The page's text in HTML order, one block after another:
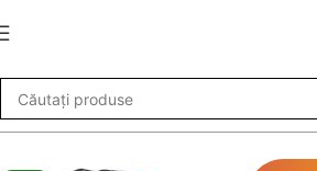
EDD18-Li-2, 18 V, 2